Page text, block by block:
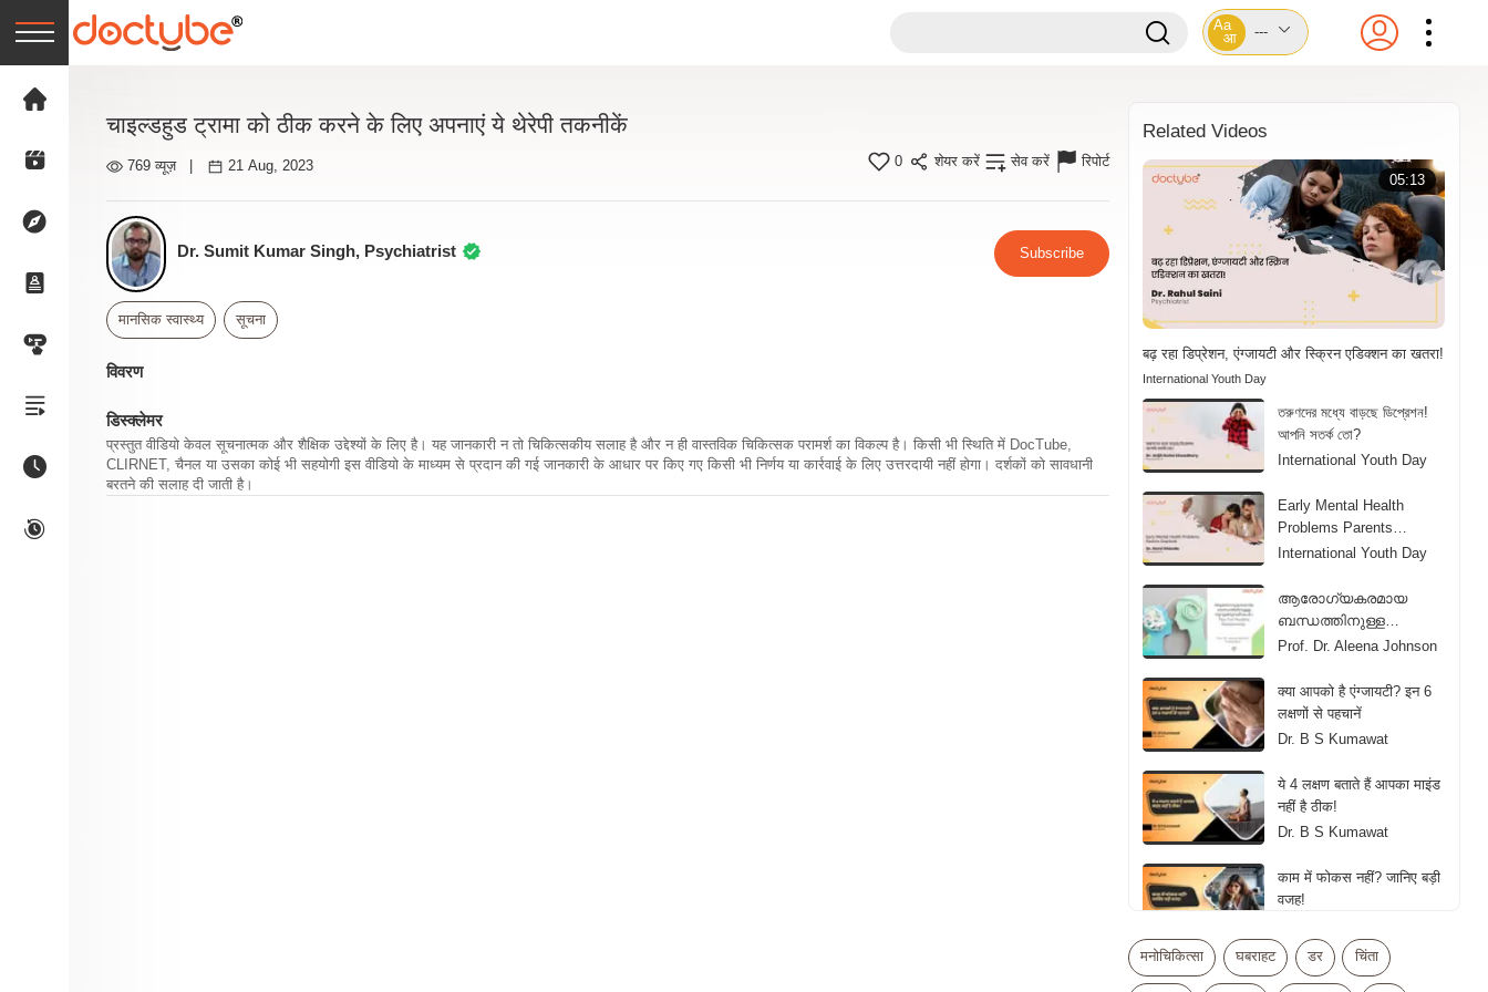
Aa
आ
---
चाइल्डहुड ट्रामा को ठीक करने के लिए अपनाएं ये थेरेपी तकनीकें
769 व्यूज़ 21 Aug, 2023 0 शेयर करें सेव करें रिपोर्ट
Dr. Sumit Kumar Singh, Psychiatrist Subscribe
मानसिक स्वास्थ्य सूचना
विवरण
डिस्क्लेमर
प्रस्तुत वीडियो केवल सूचनात्मक और शैक्षिक उद्देश्यों के लिए है। यह जानकारी न तो चिकित्सकीय सलाह है और न ही वास्तविक चिकित्सक परामर्श का विकल्प है। किसी भी स्थिति में DocTube,
CLIRNET, चैनल या उसका कोई भी सहयोगी इस वीडियो के माध्यम से प्रदान की गई जानकारी के आधार पर किए गए किसी भी निर्णय या कार्रवाई के लिए उत्तरदायी नहीं होगा। दर्शकों को सावधानी
बरतने की सलाह दी जाती है।
Related Videos
05:13
बढ़ रहा डिप्रेशन, एंग्जायटी और स्क्रिन एडिक्शन का खतरा!
International Youth Day
তরুণদের মধ্যে বাড়ছে ডিপ্রেশন!
আপনি সতর্ক তো?
International Youth Day
Early Mental Health
Problems Parents
Overlook
International Youth Day
ആരോഗ്യകരമായ
ബന്ധത്തിനുള്ള
നുറുങ്ങുവഴികൾ | Tips
Malayalam
Prof. Dr. Aleena Johnson
क्या आपको है एंग्जायटी? इन 6
लक्षणों से पहचानें
Dr. B S Kumawat
ये 4 लक्षण बताते हैं आपका माइंड
नहीं है ठीक!
Dr. B S Kumawat
काम में फोकस नहीं? जानिए बड़ी
वजह!
जानें एंग्जायटी कम करने का
मनोचिकित्सा घबराहट डर चिंता